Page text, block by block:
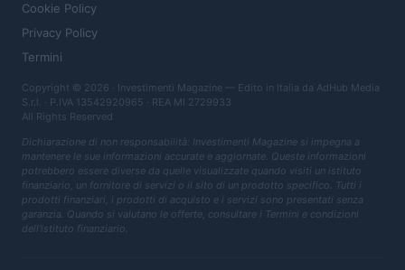
Cookie Policy
Privacy Policy
Termini
Copyright © 2026 · Investimenti Magazine — Edito in Italia da AdHub Media
S.r.l. · P.IVA 13542920965 · REA MI 2729933
All Rights Reserved
Dichiarazione di non responsabilità: Investimenti Magazine si impegna a
mantenere le sue informazioni accurate e aggiornate. Queste informazioni
potrebbero essere diverse da quelle visualizzate quando visiti un istituto
finanziario, un fornitore di servizi o il sito di un prodotto specifico. Tutti i
prodotti finanziari, i prodotti di acquisto e i servizi sono presentati senza
garanzia. Quando si valutano le offerte, consultare i Termini e condizioni
dell'istituto finanziario.